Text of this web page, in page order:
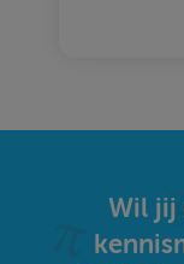
Wil jij